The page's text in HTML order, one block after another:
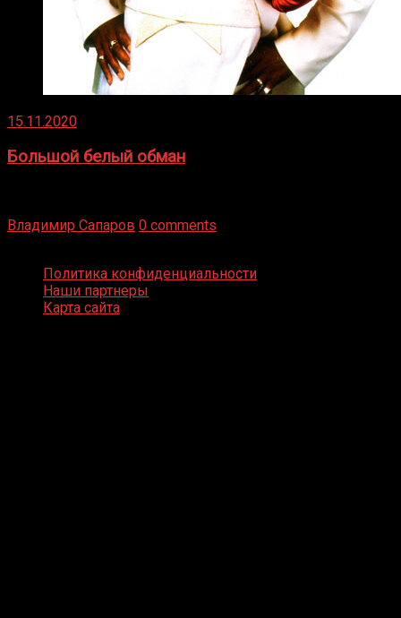
15.11.2020
Большой белый обман
Владимир Сапаров 0 comments
Политика конфиденциальности
Наши партнеры
Карта сайта